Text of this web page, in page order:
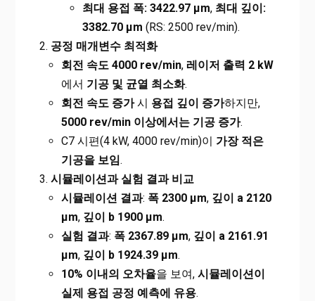
최대 용접 폭: 3422.97 µm, 최대 깊이:
3382.70 µm (RS: 2500 rev/min).
공정 매개변수 최적화
회전 속도 4000 rev/min, 레이저 출력 2 kW
에서 기공 및 균열 최소화.
회전 속도 증가시 용접 깊이 증가하지만,
5000 rev/min 이상에서는 기공 증가.
C7 시편(4 kW, 4000 rev/min)이 가장 적은
기공을 보임.
시뮬레이션과 실험 결과 비교
시뮬레이션 결과: 폭 2300 µm, 깊이 a 2120
µm, 깊이 b 1900 µm.
실험 결과: 폭 2367.89 µm, 깊이 a 2161.91
µm, 깊이 b 1924.39 µm.
10% 이내의 오차율을 보여, 시뮬레이션이
실제 용접 공정 예측에 유용.